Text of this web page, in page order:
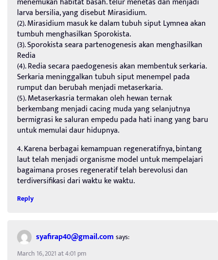
larva bersilia, yang disebut Mirasidium.
(2). Mirasidium masuk ke dalam tubuh siput Lymnea akan
tumbuh menghasilkan Sporokista.
(3). Sporokista seara partenogenesis akan menghasilkan
Redia
(4). Redia secara paedogenesis akan membentuk serkaria.
Serkaria meninggalkan tubuh siput menempel pada
rumput dan berubah menjadi metaserkaria.
(5). Metaserkasria termakan oleh hewan ternak
berkembang menjadi cacing muda yang selanjutnya
bermigrasi ke saluran empedu pada hati inang yang baru
untuk memulai daur hidupnya.
4. Karena berbagai kemampuan regeneratifnya, bintang
laut telah menjadi organisme model untuk mempelajari
bagaimana proses regeneratif telah berevolusi dan
terdiversifikasi dari waktu ke waktu.
Reply
syafirap40@gmail.com says:
March 16, 2021 at 4:01 pm